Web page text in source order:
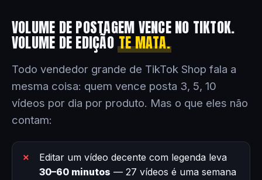
VOLUME DE POSTAGEM VENCE NO TIKTOK.
VOLUME DE EDIÇÃOTE MATA.
Todo vendedor grande de TikTok Shop fala a
mesma coisa: quem vence posta 3, 5, 10
vídeos por dia por produto. Mas o que eles não
contam:
Editar um vídeo decente com legenda leva
30–60 minutos — 27 vídeos é uma semana